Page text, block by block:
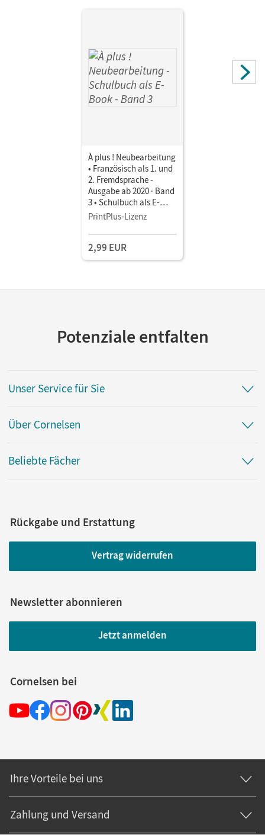
À plus ! Neubearbeitung
• Französisch als 1. und
2. Fremdsprache -
Ausgabe ab 2020 · Band
3 • Schulbuch als E-
Book Mit Medien
PrintPlus-Lizenz
2,99 EUR
Potenziale entfalten
Unser Service für Sie
Über Cornelsen
Beliebte Fächer
Rückgabe und Erstattung
Vertrag widerrufen
Newsletter abonnieren
Jetzt anmelden
Cornelsen bei
Ihre Vorteile bei uns
Zahlung und Versand